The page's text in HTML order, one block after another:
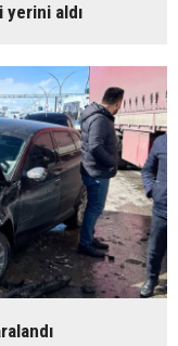
yerini aldı